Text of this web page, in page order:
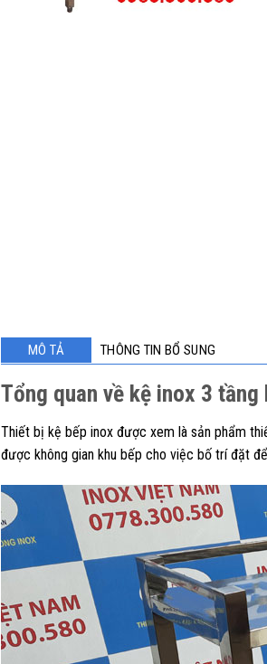
MÔ TẢ THÔNG TIN BỔ SUNG
Tổng quan về kệ inox 3 tầng
Thiết bị kệ bếp inox được xem là sản phẩm
được không gian khu bếp cho việc bố trí đặt